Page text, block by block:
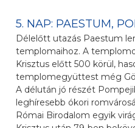
5. NAP: PAESTUM,
Délelőtt utazás Paestum
templomaihoz. A
Krisztus előtt 500 körül,
templomegyüttest még
A délután jó részét
leghíresebb ókori
Római Birodalom egyik